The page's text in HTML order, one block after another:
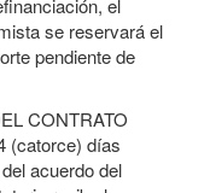
el
se reservará el
pendiente de
CONTRATO
(catorce) días
acuerdo del